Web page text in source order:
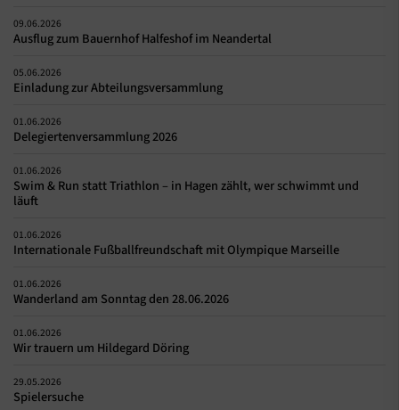
09.06.2026
Ausflug zum Bauernhof Halfeshof im Neandertal
05.06.2026
Einladung zur Abteilungsversammlung
01.06.2026
Delegiertenversammlung 2026
01.06.2026
Swim & Run statt Triathlon – in Hagen zählt, wer schwimmt und
läuft
01.06.2026
Internationale Fußballfreundschaft mit Olympique Marseille
01.06.2026
Wanderland am Sonntag den 28.06.2026
01.06.2026
Wir trauern um Hildegard Döring
29.05.2026
Spielersuche